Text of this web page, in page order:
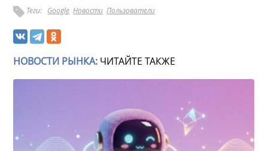
Теги: Google Новости Пользователи
НОВОСТИ РЫНКА: ЧИТАЙТЕ ТАКЖЕ